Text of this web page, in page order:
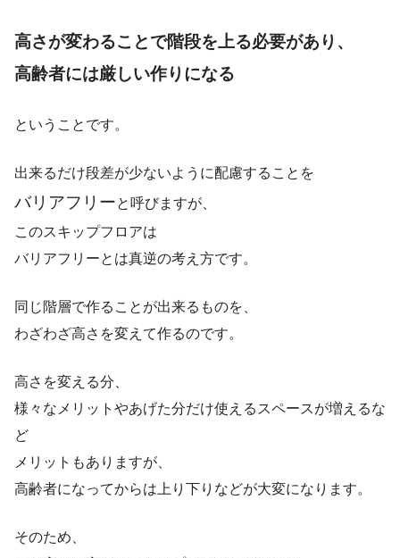
高さが変わることで階段を上る必要があり、
高齢者には厳しい作りになる
ということです。
出来るだけ段差が少ないように配慮することを
バリアフリーと呼びますが、
このスキップフロアは
バリアフリーとは真逆の考え方です。
同じ階層で作ることが出来るものを、
わざわざ高さを変えて作るのです。
高さを変える分、
様々なメリットやあげた分だけ使えるスペースが増えるな
ど
メリットもありますが、
高齢者になってからは上り下りなどが大変になります。
そのため、